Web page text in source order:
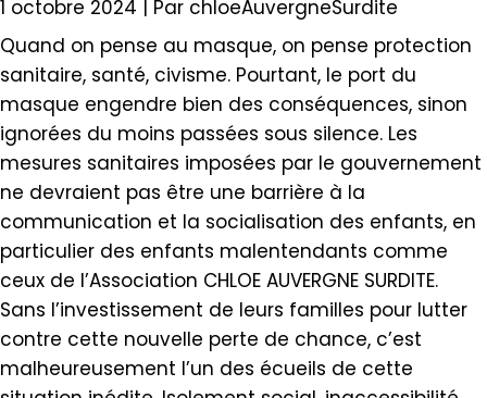
1 octobre 2024 | Par chloeAuvergneSurdite
Quand on pense au masque, on pense protection
sanitaire, santé, civisme. Pourtant, le port du
masque engendre bien des conséquences, sinon
ignorées du moins passées sous silence. Les
mesures sanitaires imposées par le gouvernement
ne devraient pas être une barrière à la
communication et la socialisation des enfants, en
particulier des enfants malentendants comme
ceux de l’Association CHLOE AUVERGNE SURDITE.
Sans l’investissement de leurs familles pour lutter
contre cette nouvelle perte de chance, c’est
malheureusement l’un des écueils de cette